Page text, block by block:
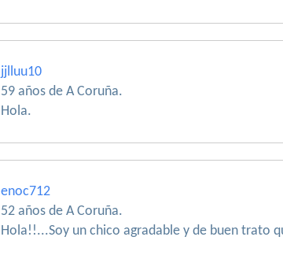
jjlluu10
59 años de A Coruña.
Hola.
enoc712
52 años de A Coruña.
Hola!!...Soy un chico agradable y de buen trato